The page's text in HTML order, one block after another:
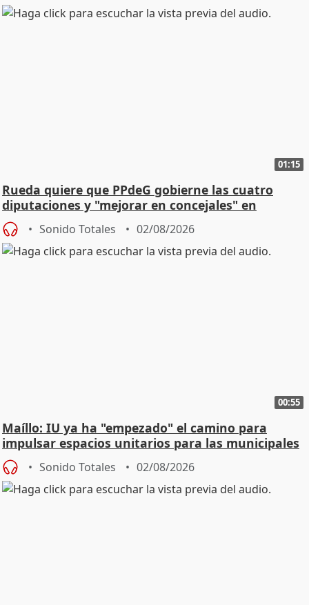
01:15
Rueda quiere que PPdeG gobierne las cuatro
diputaciones y "mejorar en concejales" en
ciudades
Sonido Totales 02/08/2026
00:55
Maíllo: IU ya ha "empezado" el camino para
impulsar espacios unitarios para las municipales
Sonido Totales 02/08/2026